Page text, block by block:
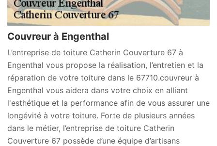
Couvreur à Engenthal
L’entreprise de toiture Catherin Couverture 67 à
Engenthal vous propose la réalisation, l’entretien et la
réparation de votre toiture dans le 67710.couvreur à
Engenthal vous aidera dans votre choix en alliant
l'esthétique et la performance afin de vous assurer une
longévité à votre toiture. Forte de plusieurs années
dans le métier, l’entreprise de toiture Catherin
Couverture 67 possède d’une équipe d’artisans